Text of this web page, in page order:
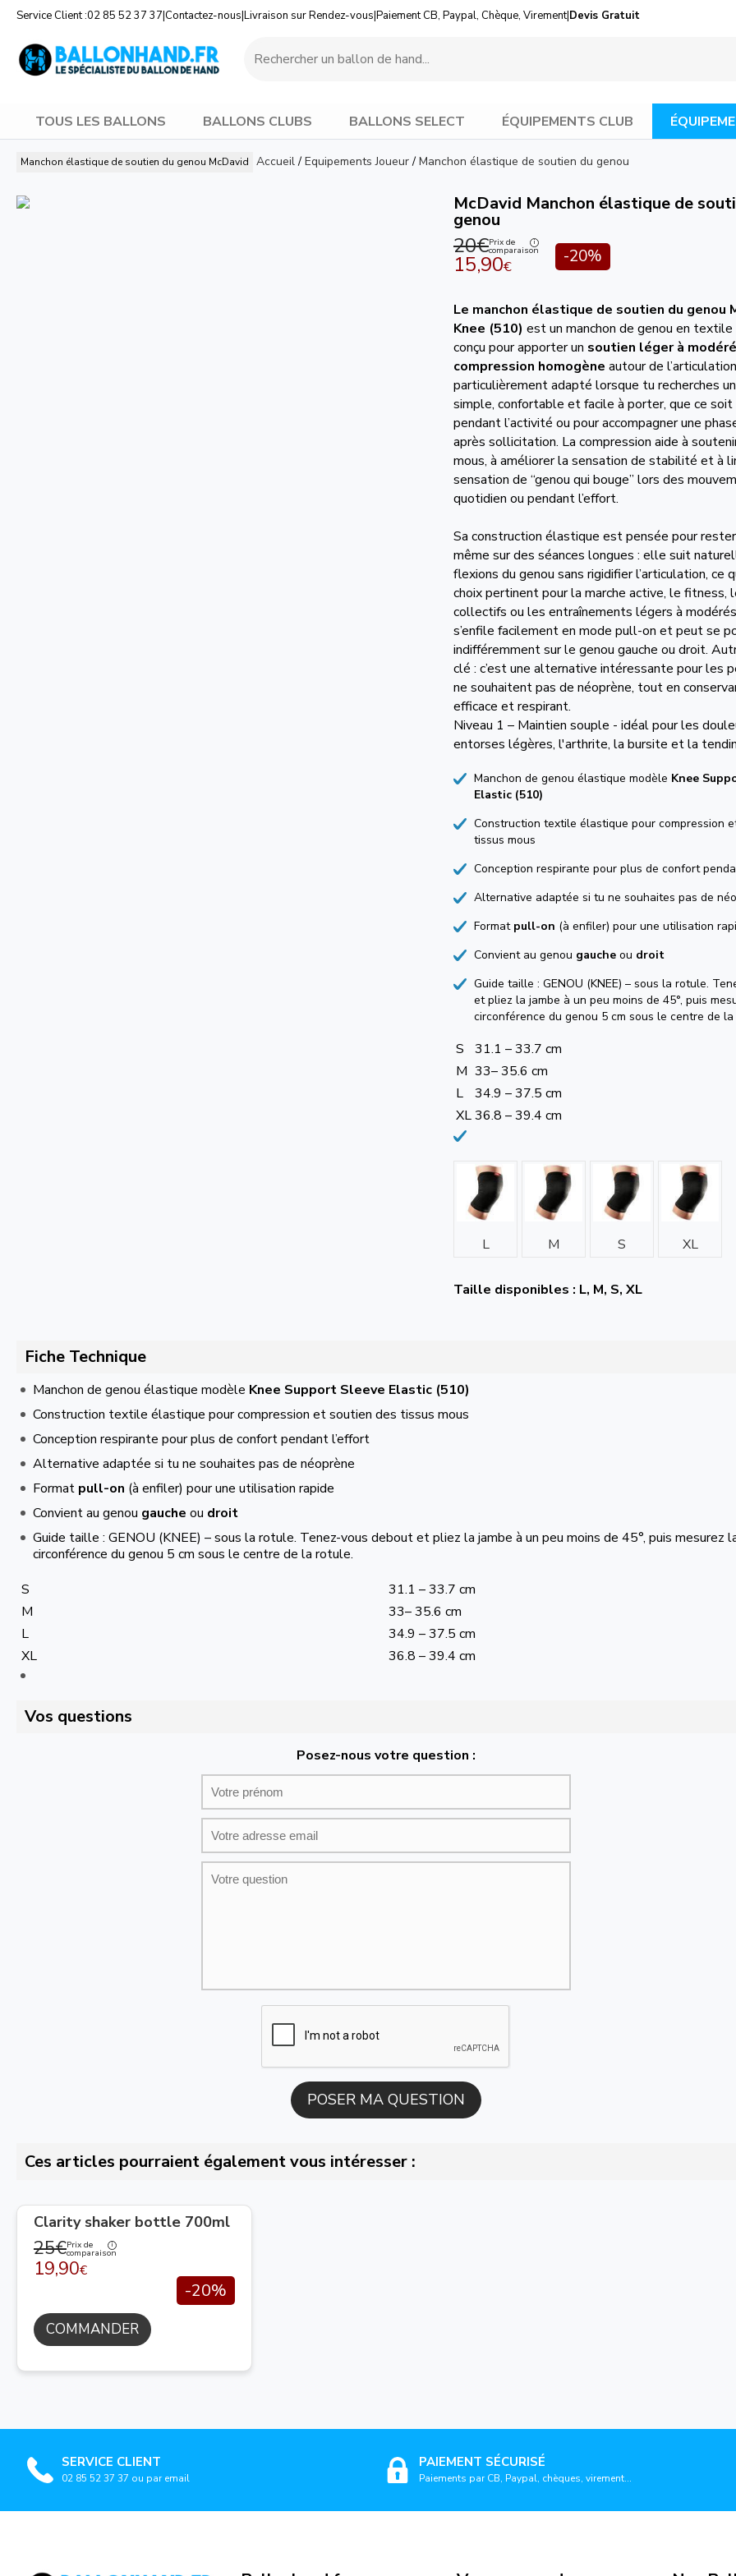
Service Client :02 85 52 37 37|Contactez-nous|Livraison sur Rendez-vous|Paiement CB, Paypal, Chèque, Virement|Devis Gratuit
TOUS LES BALLONS BALLONS CLUBS BALLONS SELECT ÉQUIPEMENTS CLUB
Manchon élastique de soutien du genou McDavid Accueil/ Equipements Joueur/ Manchon élastique de soutien du genou
McDavid Manchon élastique de
genou
20€Prix de
comparaison
15,90€ -20%
Le manchon élastique de soutien du genou
Knee (510) est un manchon de genou en
conçu pour apporter un soutien léger à modéré
compression homogène autour de
particulièrement adapté lorsque tu recherches
simple, confortable et facile à porter, que ce
pendant l’activité ou pour accompagner une
après sollicitation. La compression aide à
mous, à améliorer la sensation de stabilité et à
sensation de “genou qui bouge” lors des
quotidien ou pendant l’effort.
Sa construction élastique est pensée pour
même sur des séances longues : elle suit
flexions du genou sans rigidifier l’articulation, ce
choix pertinent pour la marche active, le fitness,
collectifs ou les entraînements légers à
s’enfile facilement en mode pull-on et peut se
indifféremment sur le genou gauche ou droit.
clé : c’est une alternative intéressante pour les
ne souhaitent pas de néoprène, tout en
efficace et respirant.
Niveau 1 – Maintien souple - idéal pour les
entorses légères, l'arthrite, la bursite et la
Manchon de genou élastique modèle Knee
Elastic (510)
Construction textile élastique pour compression
tissus mous
Conception respirante pour plus de confort
Alternative adaptée si tu ne souhaites pas de
Format pull-on (à enfiler) pour une utilisation
Convient au genou gauche ou droit
Guide taille : GENOU (KNEE) – sous la rotule.
et pliez la jambe à un peu moins de 45°, puis
circonférence du genou 5 cm sous le centre de
S
31.1 – 33.7 cm
M 33– 35.6 cm
L
34.9 – 37.5 cm
XL36.8 – 39.4 cm
L M S XL
Taille disponibles : L, M, S, XL
Fiche Technique
Manchon de genou élastique modèle Knee Support Sleeve Elastic (510)
Construction textile élastique pour compression et soutien des tissus mous
Conception respirante pour plus de confort pendant l’effort
Alternative adaptée si tu ne souhaites pas de néoprène
Format pull-on (à enfiler) pour une utilisation rapide
Convient au genou gauche ou droit
Guide taille : GENOU (KNEE) – sous la rotule. Tenez-vous debout et pliez la jambe à un peu moins de 45°, puis mesurez
circonférence du genou 5 cm sous le centre de la rotule.
S
31.1 – 33.7 cm
M
33– 35.6 cm
L
34.9 – 37.5 cm
XL
36.8 – 39.4 cm
Vos questions
Posez-nous votre question :
Ces articles pourraient également vous intéresser :
Clarity shaker bottle 700ml
25€Prix de
comparaison
19,90€
-20%
COMMANDER
SERVICE CLIENT
02 85 52 37 37 ou par email
PAIEMENT SÉCURISÉ
Paiements par CB, Paypal, chèques, virement...